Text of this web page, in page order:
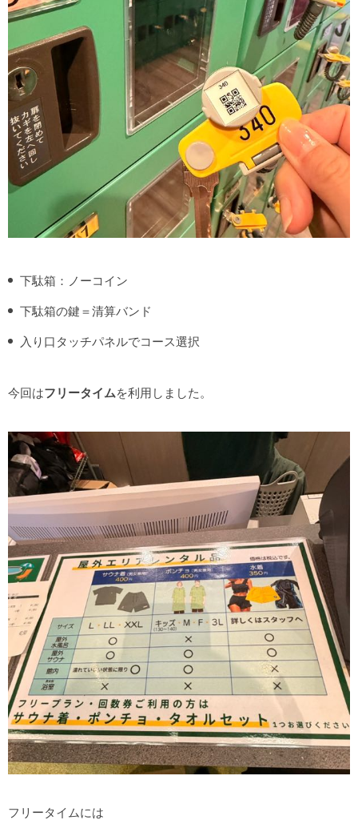
下駄箱：ノーコイン
下駄箱の鍵＝清算バンド
入り口タッチパネルでコース選択
今回はフリータイムを利用しました。
フリータイムには